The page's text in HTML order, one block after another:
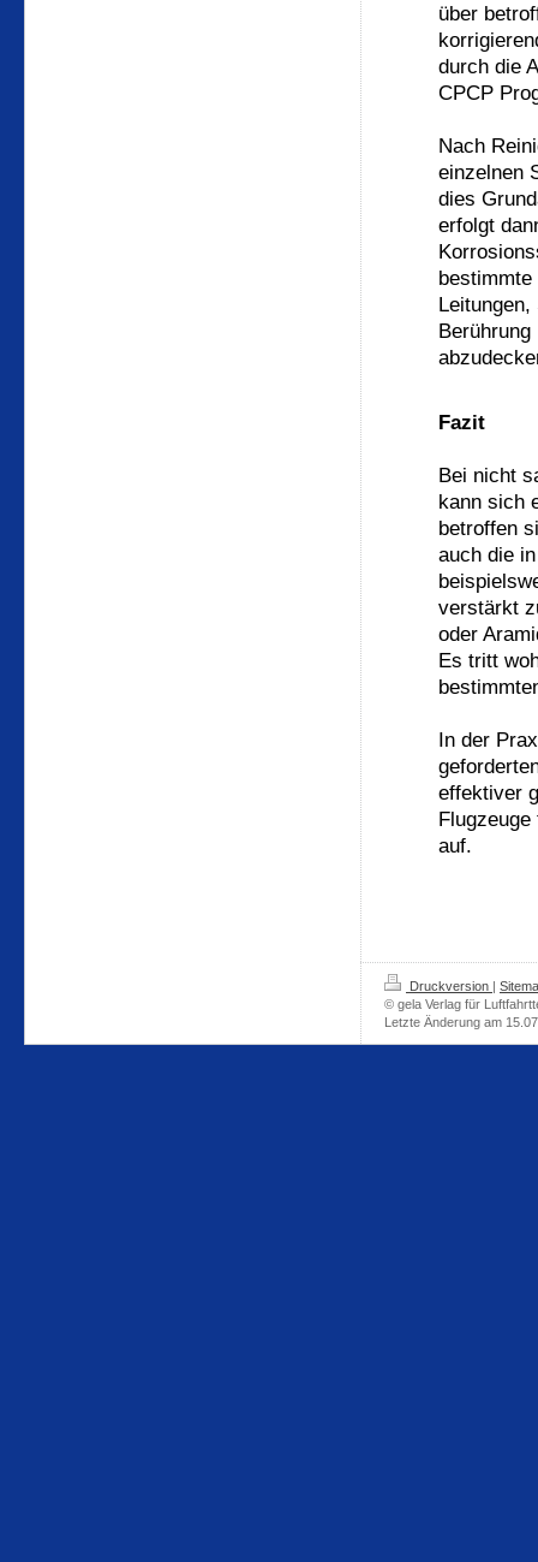
über
durch die
CPCP
Nach
einzelnen
dies
erfolgt
Fazit
Bei nicht
kann sich
betroffen
auch die
verstärkt
oder
Es tritt
In der
effektiver
auf.
Druckversion |
© gela Verlag für
Letzte Änderung am